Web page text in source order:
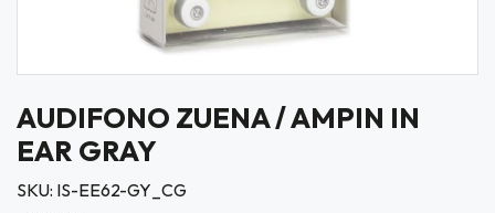
AUDIFONO ZUENA / AMPIN IN
EAR GRAY
SKU: IS-EE62-GY_CG